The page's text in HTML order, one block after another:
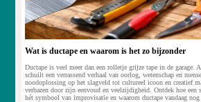
Wat is ductape en waarom is het zo bijzonder
Ductape is veel meer dan een rolletje grijze tape in de garage.
schuilt een verrassend verhaal van oorlog, wetenschap en
noodoplossing op het slagveld tot cultureel icoon en creatief
verbazen door zijn eenvoud en veelzijdigheid. Ontdek hoe een
hét symbool van improvisatie en waarom ductape vandaag